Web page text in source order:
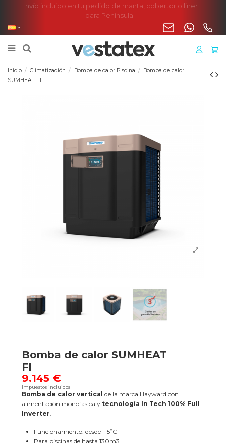
Envío incluido en tu pedido de manta, cobertor o liner
para Península
Inicio Climatización Bomba de calor Piscina
Bomba de calor
SUMHEAT FI
Bomba de calor SUMHEAT
FI
9.145 €
Impuestos incluidos
Bomba de calor vertical de la marca Hayward con
alimentación monofásica y tecnología In Tech 100% Full
Inverter.
Funcionamiento: desde -15ºC
Para piscinas de hasta 130m3